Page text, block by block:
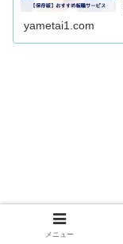
yametai1.com
メニュー